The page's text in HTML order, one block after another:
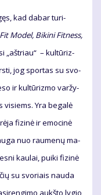
kad da­bar tu­ri­
Fit Mo­del, Bi­ki­ni Fit­ness,
„ašt­riau“ – kul­tū­riz­
jog spor­tas su svo­
ir kul­tū­riz­mo var­žy­
vi­siems. Yra be­ga­lė
fi­zi­nė ir emo­ci­nė
nuo rau­me­nų ma­
kau­lai, pui­ki fi­zi­nė
su svo­riais nau­da
aukš­to ly­gio